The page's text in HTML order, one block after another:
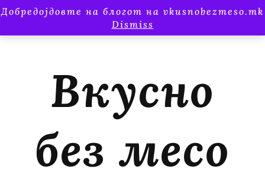
Добредојдовте на блогот на vkusnobezmeso.mk
Dismiss
Вкусно
без месо